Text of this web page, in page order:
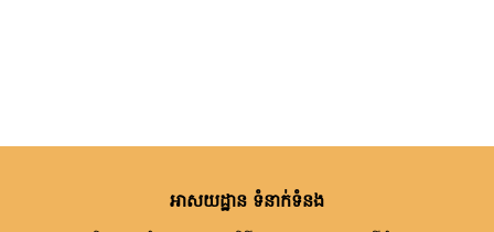
អាសយដ្ឋាន ទំនាក់ទំនង